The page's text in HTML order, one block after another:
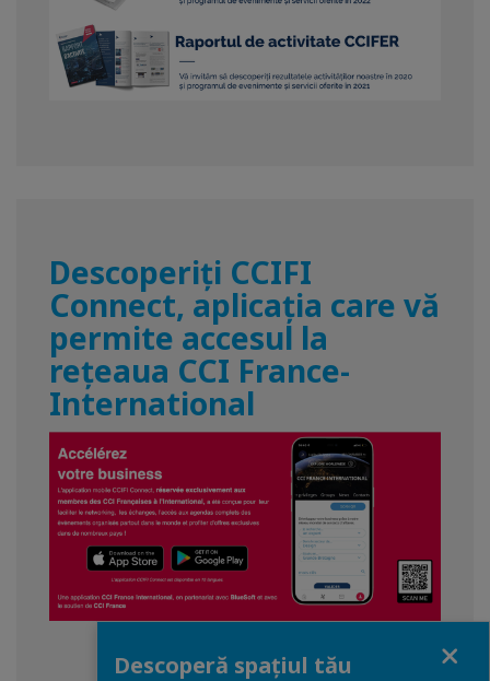
Descoperiți CCIFI
Connect, aplicația care vă
permite accesul la
rețeaua CCI France-
International
Descoperă spațiul tău